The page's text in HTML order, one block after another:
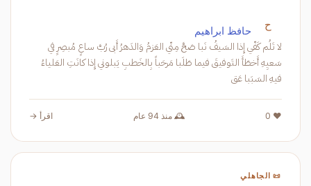
ح حافظ ابراهيم
لا تَلُم كَفّي إِذا السَيفُ نَبا صَحَّ مِنّي العَزمُ وَالدَهرُ أَبى رُبَّ ساعٍ مُبصِرٍ في
سَعيِهِ أَخطَأَ التَوفيقَ فيما طَلَبا مَرحَباً بِالخَطبِ يَبلوني إِذا كانَتِ العَلياءُ
فيهِ السَبَبا عَق
❤️ 0 🕰️ منذ 94 عام اقرأ →
📜 الجاهلي